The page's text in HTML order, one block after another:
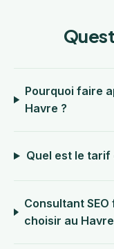
Pourquoi faire
Havre ?
Quel est le tarif
Consultant
choisir au